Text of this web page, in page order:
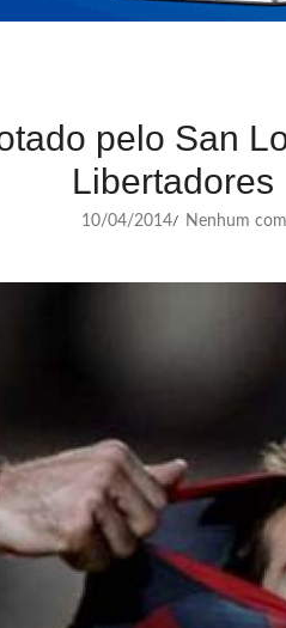
pelo San
Libertadores
10/04/2014/ Nenhum